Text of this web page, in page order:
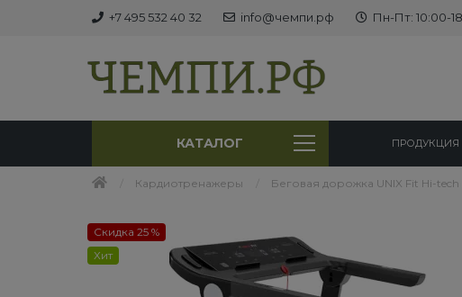
+7 495 532 40 32 info@чемпи.рф Пн-Пт: 10:00-
КАТАЛОГ ПРОДУКЦИЯ
Кардиотренажеры Беговая дорожка UNIX Fit Hi-tech
Скидка 25 %
Хит